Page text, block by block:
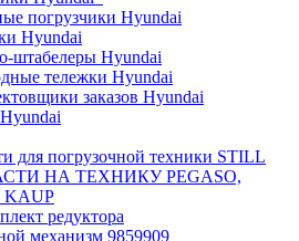
погрузчики Hyundai
Hyundai
штабелеры Hyundai
тележки Hyundai
заказов Hyundai
для погрузочной техники STILL
НА ТЕХНИКУ PEGASO,
KAUP
редуктора
механизм 9859909